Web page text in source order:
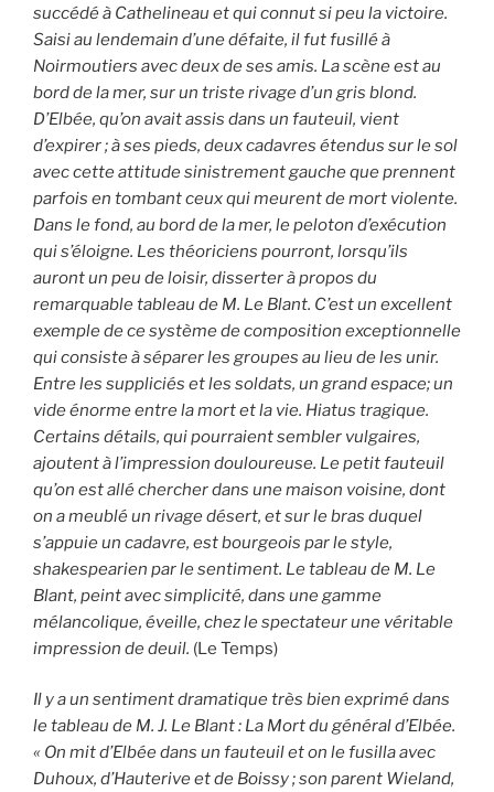
succédé à Cathelineau et qui connut si peu la victoire.
Saisi au lendemain d’une défaite, il fut fusillé à
Noirmoutiers avec deux de ses amis. La scène est au
bord de la mer, sur un triste rivage d’un gris blond.
D’Elbée, qu’on avait assis dans un fauteuil, vient
d’expirer ; à ses pieds, deux cadavres étendus sur le sol
avec cette attitude sinistrement gauche que prennent
parfois en tombant ceux qui meurent de mort violente.
Dans le fond, au bord de la mer, le peloton d’exécution
qui s’éloigne. Les théoriciens pourront, lorsqu’ils
auront un peu de loisir, disserter à propos du
remarquable tableau de M. Le Blant. C’est un excellent
exemple de ce système de composition exceptionnelle
qui consiste à séparer les groupes au lieu de les unir.
Entre les suppliciés et les soldats, un grand espace; un
vide énorme entre la mort et la vie. Hiatus tragique.
Certains détails, qui pourraient sembler vulgaires,
ajoutent à l’impression douloureuse. Le petit fauteuil
qu’on est allé chercher dans une maison voisine, dont
on a meublé un rivage désert, et sur le bras duquel
s’appuie un cadavre, est bourgeois par le style,
shakespearien par le sentiment. Le tableau de M. Le
Blant, peint avec simplicité, dans une gamme
mélancolique, éveille, chez le spectateur une véritable
impression de deuil. (Le Temps)
Il y a un sentiment dramatique très bien exprimé dans
le tableau de M. J. Le Blant : La Mort du général d’Elbée.
« On mit d’Elbée dans un fauteuil et on le fusilla avec
Duhoux, d’Hauterive et de Boissy ; son parent Wieland,